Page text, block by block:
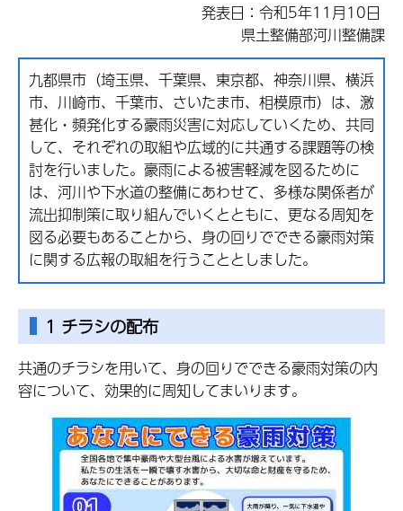
発表日：令和5年11月10日
県土整備部河川整備課
九都県市（埼玉県、千葉県、東京都、神奈川県、横浜
市、川崎市、千葉市、さいたま市、相模原市）は、激
甚化・頻発化する豪雨災害に対応していくため、共同
して、それぞれの取組や広域的に共通する課題等の検
討を行いました。豪雨による被害軽減を図るために
は、河川や下水道の整備にあわせて、多様な関係者が
流出抑制策に取り組んでいくとともに、更なる周知を
図る必要もあることから、身の回りでできる豪雨対策
に関する広報の取組を行うこととしました。
1 チラシの配布
共通のチラシを用いて、身の回りでできる豪雨対策の内
容について、効果的に周知してまいります。